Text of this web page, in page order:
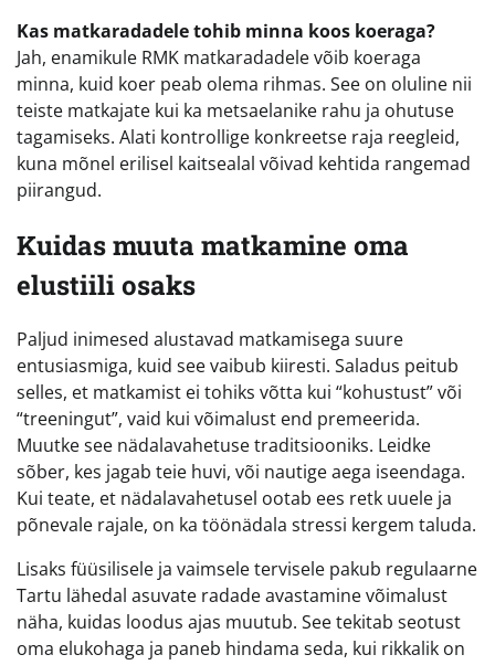
Kas matkaradadele tohib minna koos koeraga?
Jah, enamikule RMK matkaradadele võib koeraga
minna, kuid koer peab olema rihmas. See on oluline nii
teiste matkajate kui ka metsaelanike rahu ja ohutuse
tagamiseks. Alati kontrollige konkreetse raja reegleid,
kuna mõnel erilisel kaitsealal võivad kehtida rangemad
piirangud.
Kuidas muuta matkamine oma
elustiili osaks
Paljud inimesed alustavad matkamisega suure
entusiasmiga, kuid see vaibub kiiresti. Saladus peitub
selles, et matkamist ei tohiks võtta kui “kohustust” või
“treeningut”, vaid kui võimalust end premeerida.
Muutke see nädalavahetuse traditsiooniks. Leidke
sõber, kes jagab teie huvi, või nautige aega iseendaga.
Kui teate, et nädalavahetusel ootab ees retk uuele ja
põnevale rajale, on ka töönädala stressi kergem taluda.
Lisaks füüsilisele ja vaimsele tervisele pakub regulaarne
Tartu lähedal asuvate radade avastamine võimalust
näha, kuidas loodus ajas muutub. See tekitab seotust
oma elukohaga ja paneb hindama seda, kui rikkalik on